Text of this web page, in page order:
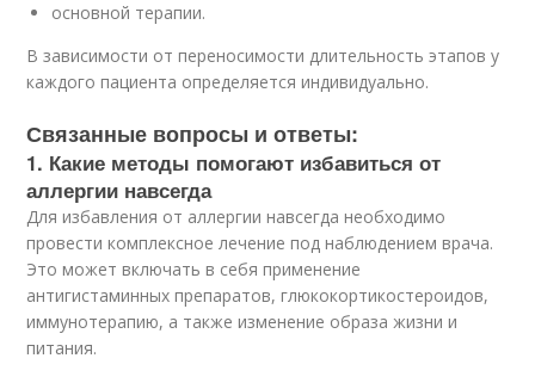
основной терапии.
В зависимости от переносимости длительность этапов у
каждого пациента определяется индивидуально.
Связанные вопросы и ответы:
1. Какие методы помогают избавиться от
аллергии навсегда
Для избавления от аллергии навсегда необходимо
провести комплексное лечение под наблюдением врача.
Это может включать в себя применение
антигистаминных препаратов, глюкокортикостероидов,
иммунотерапию, а также изменение образа жизни и
питания.